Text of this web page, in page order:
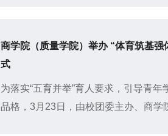
商学院（质量学院）举办 “体育筑基
式
为落实“五育并举”育人要求，引导青
品格，3月23日，由校团委主办、商学